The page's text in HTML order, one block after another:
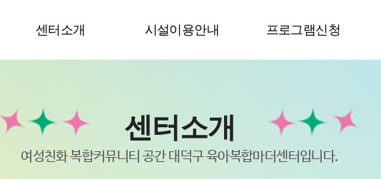
센터소개 시설이용안내 프로그램신청
센터소개
여성친화 복합커뮤니티 공간 대덕구 육아복합마더센터입니다.